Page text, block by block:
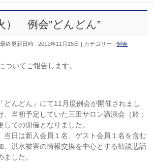
） 例会”どんどん”
最終更新日時 : 2011年11月15日 カテゴリー :例会
ついてご報告します。
どんどん」にて11月度例会が開催されまし
、当初予定していた三田サロン講演会（於：
ての開催となりました。
当日は新入会員１名、ゲスト会員１名を含む
、洪水被害の情報交換を中心とする歓談悲話
ました。